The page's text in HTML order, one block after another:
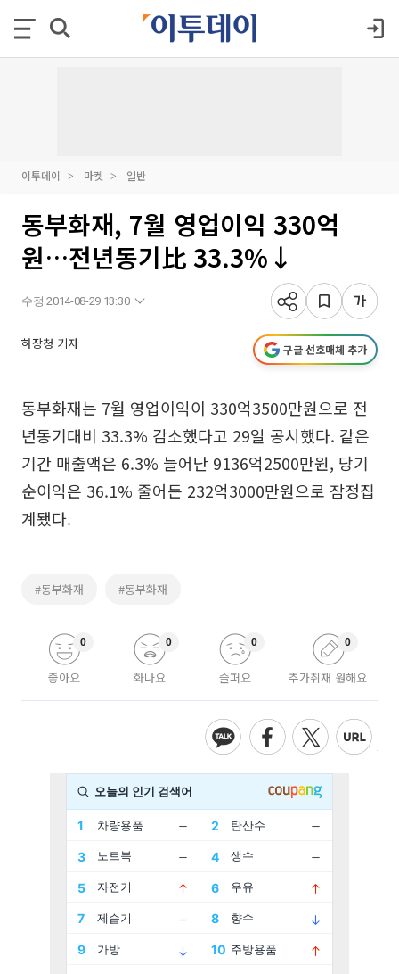
이투데이 마켓 일반
동부화재, 7월 영업이익 330억
원…전년동기比 33.3%↓
수정 2014-08-29 13:30
하장청 기자 구글 선호매체 추가
동부화재는 7월 영업이익이 330억3500만원으로 전
년동기대비 33.3% 감소했다고 29일 공시했다. 같은
기간 매출액은 6.3% 늘어난 9136억2500만원, 당기
순이익은 36.1% 줄어든 232억3000만원으로 잠정집
계됐다.
#동부화재 #동부화재
좋아요
0
화나요
0
슬퍼요
0
추가취재 원해요
0